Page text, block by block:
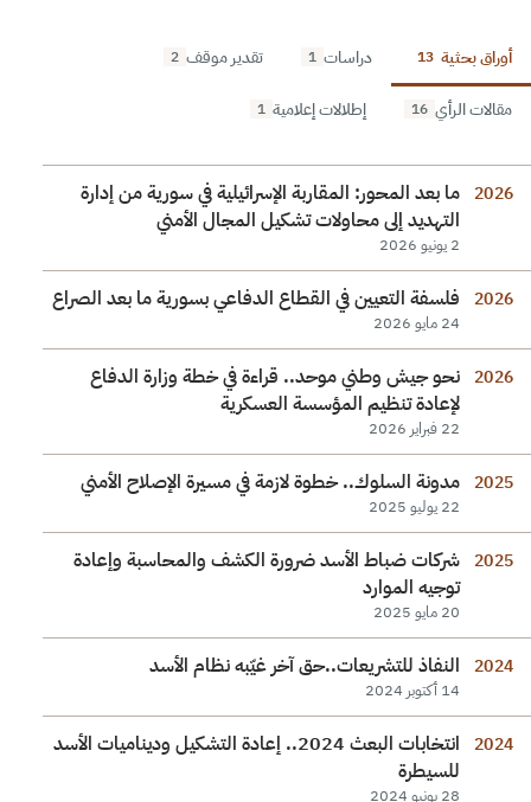
أوراق بحثية 13 دراسات 1 تقدير موقف 2
مقالات الرأي 16 إطلالات إعلامية 1
2026 ما بعد المحور: المقاربة الإسرائيلية في سورية من إدارة
التهديد إلى محاولات تشكيل المجال الأمني
2 يونيو 2026
2026 فلسفة التعيين في القطاع الدفاعي بسورية ما بعد الصراع
24 مايو 2026
2026 نحو جيش وطني موحد.. قراءة في خطة وزارة الدفاع
لإعادة تنظيم المؤسسة العسكرية
22 فبراير 2026
2025 مدونة السلوك.. خطوة لازمة في مسيرة الإصلاح الأمني
22 يوليو 2025
2025 شركات ضباط الأسد ضرورة الكشف والمحاسبة وإعادة
توجيه الموارد
20 مايو 2025
2024 النفاذ للتشريعات..حق آخر غيّبه نظام الأسد
14 أكتوبر 2024
2024
انتخابات البعث 2024.. إعادة التشكيل وديناميات الأسد
للسيطرة
28 يونيو 2024